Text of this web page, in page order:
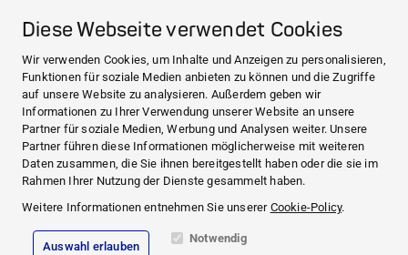
Diese Webseite verwendet Cookies
Wir verwenden Cookies, um Inhalte und Anzeigen zu personalisieren,
Funktionen für soziale Medien anbieten zu können und die Zugriffe
auf unsere Website zu analysieren. Außerdem geben wir
Informationen zu Ihrer Verwendung unserer Website an unsere
Partner für soziale Medien, Werbung und Analysen weiter. Unsere
Partner führen diese Informationen möglicherweise mit weiteren
Daten zusammen, die Sie ihnen bereitgestellt haben oder die sie im
Rahmen Ihrer Nutzung der Dienste gesammelt haben.
Weitere Informationen entnehmen Sie unserer Cookie-Policy.
Auswahl erlauben
Notwendig
SERVICE
Fachberatung
DESINFACTS
Newsletter
Konzentrat-Rechner
Weiterführende Links
Über uns
Fachberatung
NEWS UND THEMEN
HYGIENEWISSEN
SERVICE